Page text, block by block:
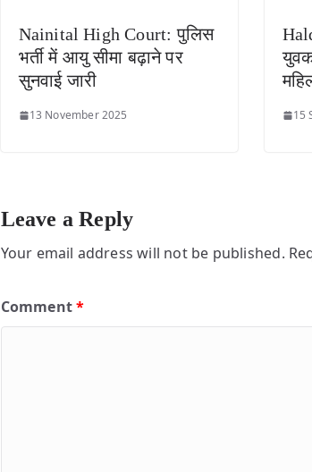
Nainital High Court: पुलिस
भर्ती में आयु सीमा बढ़ाने पर
सुनवाई जारी
13 November 2025 15
Leave a Reply
Your email address will not be published.
Comment*